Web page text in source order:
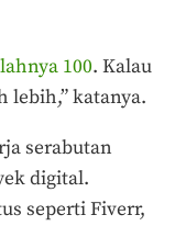
100. Kalau
katanya.
serabutan
digital.
seperti Fiverr,